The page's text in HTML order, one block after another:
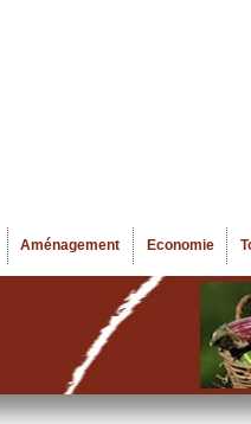
Aménagement Economie